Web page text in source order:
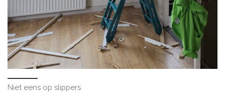
Niet eens op slippers